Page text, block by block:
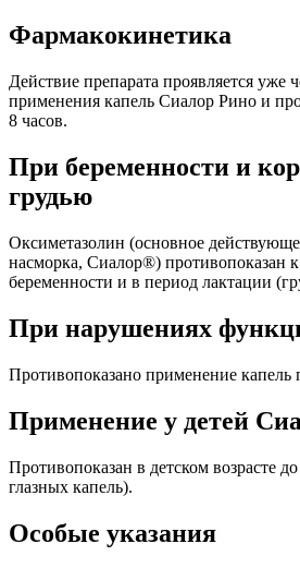
Фармакокинетика
Действие препарата проявляется уже
применения капель Сиалор Рино и
8 часов.
При беременности и
грудью
Оксиметазолин (основное
насморка, Сиалор®) противопоказан
беременности и в период лактации
При нарушениях
Противопоказано применение
Применение у детей
Противопоказан в детском возрасте
глазных капель).
Особые указания